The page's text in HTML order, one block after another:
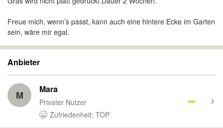
Freue mich, wenn’s passt, kann auch eine hintere Ecke im Garten
sein, wäre mir egal.
Anbieter
M Mara
Privater Nutzer
Zufriedenheit: TOP